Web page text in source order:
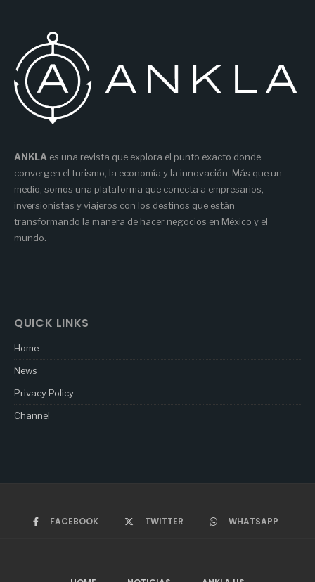
ANKLA es una revista que explora el punto exacto donde
convergen el turismo, la economía y la innovación. Más que un
medio, somos una plataforma que conecta a empresarios,
inversionistas y viajeros con los destinos que están
transformando la manera de hacer negocios en México y el
mundo.
QUICK LINKS
Home
News
Privacy Policy
Channel
FACEBOOK TWITTER WHATSAPP